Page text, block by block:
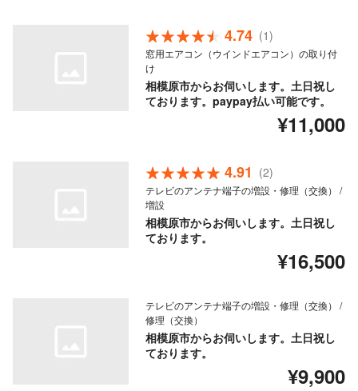
4.74 (1)
窓用エアコン（ウインドエアコン）の取り付
け
相模原市からお伺いします。土日祝し
ております。paypay払い可能です。
¥11,000
4.91 (2)
テレビのアンテナ端子の増設・修理（交換） /
増設
相模原市からお伺いします。土日祝し
ております。
¥16,500
テレビのアンテナ端子の増設・修理（交換） /
修理（交換）
相模原市からお伺いします。土日祝し
ております。
¥9,900